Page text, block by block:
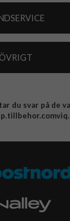
ÖVRIGT
du svar på de